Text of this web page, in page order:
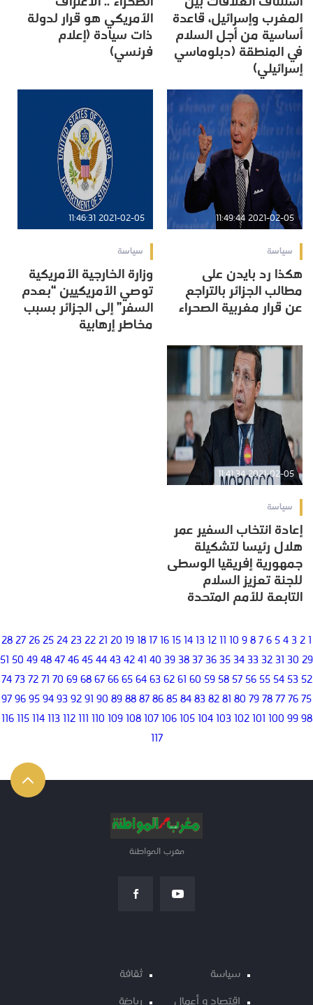
المغرب وإسرائيل، قاعدة
أساسية من أجل السلام
في المنطقة (دبلوماسي
إسرائيلي)
الأمريكي هو قرار لدولة
ذات سيادة (إعلام
فرنسي)
2021-02-05 11:49:44
سياسة
هكذا رد بايدن على
مطالب الجزائر بالتراجع
عن قرار مغربية الصحراء
2021-02-05 11:46:31
سياسة
وزارة الخارجية الأمريكية
توصي الأمريكيين “بعدم
السفر” إلى الجزائر بسبب
مخاطر إرهابية
2021-02-05 11:41:34
سياسة
إعادة انتخاب السفير عمر
هلال رئيسا لتشكيلة
جمهورية إفريقيا الوسطى
للجنة تعزيز السلام
التابعة للأمم المتحدة
1
2
3
4
5
6
7
8
9
10
11
12
13
14
15
16
17
18
19
20
21
22
23
24
25
26
27
28
29
30
31
32
33
34
35
36
37
38
39
40
41
42
43
44
45
46
47
48
49
50
51
52
53
54
55
56
57
58
59
60
61
62
63
64
65
66
67
68
69
70
71
72
73
74
75
76
77
78
79
80
81
82
83
84
85
86
87
88
89
90
91
92
93
94
95
96
97
98
99
100
101
102
103
104
105
106
107
108
109
110
111
112
113
114
115
116
117
مغرب المواطنة
سياسة
ثقافة